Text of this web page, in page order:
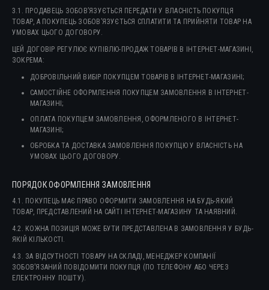
3.1. ПРОДАВЕЦЬ ЗОБОВ’ЯЗУЄТЬСЯ ПЕРЕДАТИ У ВЛАСНІСТЬ ПОКУПЦЯ
ТОВАР, А ПОКУПЕЦЬ ЗОБОВ’ЯЗУЄТЬСЯ СПЛАТИТИ ТА ПРИЙНЯТИ ТОВАР НА
УМОВАХ ЦЬОГО ДОГОВОРУ.
ЦЕЙ ДОГОВІР РЕГУЛЮЄ КУПІВЛЮ-ПРОДАЖ ТОВАРІВ В ІНТЕРНЕТ-МАГАЗИНІ,
ЗОКРЕМА:
ДОБРОВІЛЬНИЙ ВИБІР ПОКУПЦЕМ ТОВАРІВ В ІНТЕРНЕТ-МАГАЗИНІ;
САМОСТІЙНЕ ОФОРМЛЕННЯ ПОКУПЦЕМ ЗАМОВЛЕННЯ В ІНТЕРНЕТ-
МАГАЗИНІ;
ОПЛАТА ПОКУПЦЕМ ЗАМОВЛЕННЯ, ОФОРМЛЕНОГО В ІНТЕРНЕТ-
МАГАЗИНІ;
ОБРОБКА ТА ДОСТАВКА ЗАМОВЛЕННЯ ПОКУПЦЮ У ВЛАСНІСТЬ НА
УМОВАХ ЦЬОГО ДОГОВОРУ.
ПОРЯДОК ОФОРМЛЕННЯ ЗАМОВЛЕННЯ
4.1. ПОКУПЕЦЬ МАЄ ПРАВО ОФОРМИТИ ЗАМОВЛЕННЯ НА БУДЬ-ЯКИЙ
ТОВАР, ПРЕДСТАВЛЕНИЙ НА САЙТІ ІНТЕРНЕТ-МАГАЗИНУ ТА НАЯВНИЙ.
4.2. КОЖНА ПОЗИЦІЯ МОЖЕ БУТИ ПРЕДСТАВЛЕНА В ЗАМОВЛЕННЯ У БУДЬ-
ЯКІЙ КІЛЬКОСТІ.
4.3. ЗА ВІДСУТНОСТІ ТОВАРУ НА СКЛАДІ, МЕНЕДЖЕР КОМПАНІЇ
ЗОБОВ’ЯЗАНИЙ ПОВІДОМИТИ ПОКУПЦЯ (ПО ТЕЛЕФОНУ АБО ЧЕРЕЗ
ЕЛЕКТРОННУ ПОШТУ).